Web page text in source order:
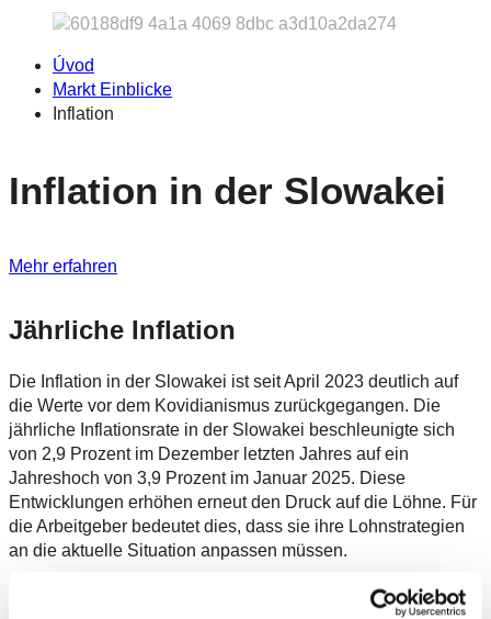
Úvod
Markt Einblicke
Inflation
Inflation in der Slowakei
Mehr erfahren
Jährliche Inflation
Die Inflation in der Slowakei ist seit April 2023 deutlich auf
die Werte vor dem Kovidianismus zurückgegangen. Die
jährliche Inflationsrate in der Slowakei beschleunigte sich
von 2,9 Prozent im Dezember letzten Jahres auf ein
Jahreshoch von 3,9 Prozent im Januar 2025. Diese
Entwicklungen erhöhen erneut den Druck auf die Löhne. Für
die Arbeitgeber bedeutet dies, dass sie ihre Lohnstrategien
an die aktuelle Situation anpassen müssen.